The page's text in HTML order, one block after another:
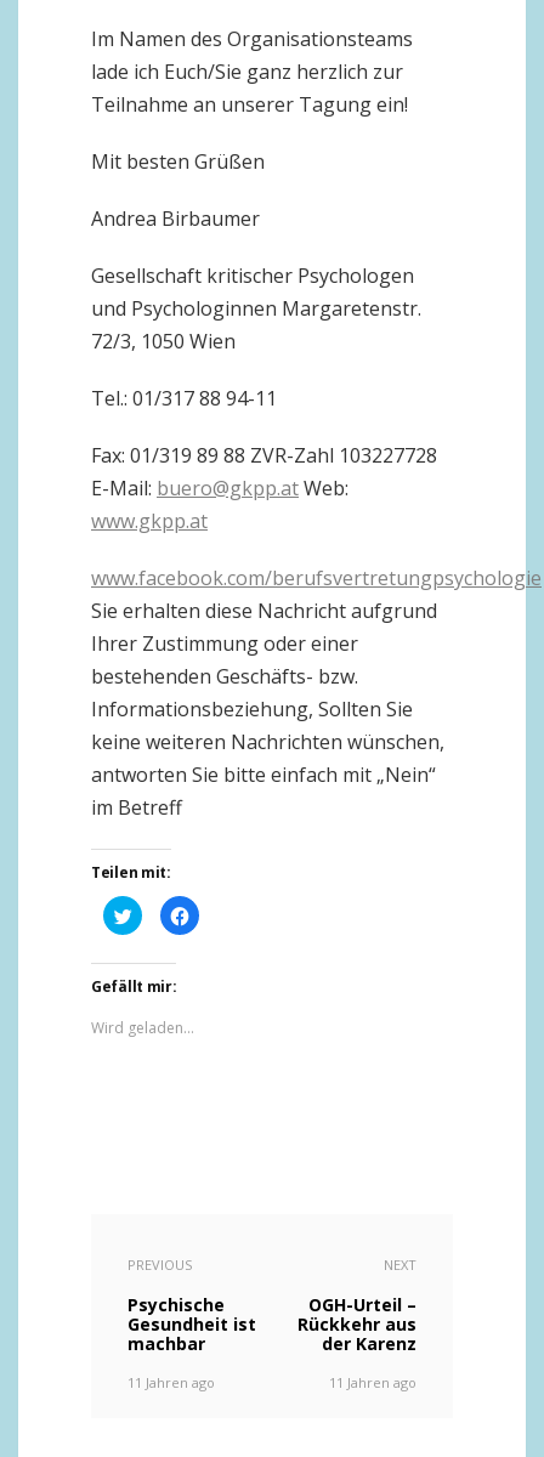
Im Namen des Organisationsteams
lade ich Euch/Sie ganz herzlich zur
Teilnahme an unserer Tagung ein!
Mit besten Grüßen
Andrea Birbaumer
Gesellschaft kritischer Psychologen
und Psychologinnen Margaretenstr.
72/3, 1050 Wien
Tel.: 01/317 88 94-11
Fax: 01/319 89 88 ZVR-Zahl 103227728
E-Mail: buero@gkpp.atWeb:
www.gkpp.at
www.facebook.com/berufsvertretungpsychologie
Sie erhalten diese Nachricht aufgrund
Ihrer Zustimmung oder einer
bestehenden Geschäfts- bzw.
Informationsbeziehung, Sollten Sie
keine weiteren Nachrichten wünschen,
antworten Sie bitte einfach mit „Nein“
im Betreff
Teilen mit:
Klick,
um
zu
teilen
(Wird
neuem
Fenster
Klick,
um
neuem
Gefällt mir:
Wird geladen...
PREVIOUS
Psychische
Gesundheit ist
machbar
11 Jahren ago
NEXT
OGH-Urteil –
Rückkehr aus
der Karenz
11 Jahren ago